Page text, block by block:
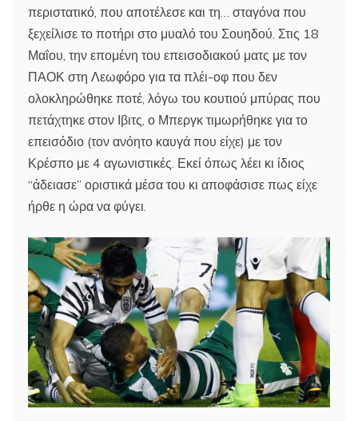
περιστατικό, που αποτέλεσε και τη… σταγόνα που
ξεχείλισε το ποτήρι στο μυαλό του Σουηδού. Στις 18
Μαΐου, την επομένη του επεισοδιακού ματς με τον
ΠΑΟΚ στη Λεωφόρο για τα πλέι-οφ που δεν
ολοκληρώθηκε ποτέ, λόγω του κουτιού μπύρας που
πετάχτηκε στον Ιβιτς, ο Μπεργκ τιμωρήθηκε για το
επεισόδιο (τον ανόητο καυγά που είχε) με τον
Κρέσπο με 4 αγωνιστικές. Εκεί όπως λέει κι ίδιος
“άδειασε” οριστικά μέσα του κι αποφάσισε πως είχε
ήρθε η ώρα να φύγει.